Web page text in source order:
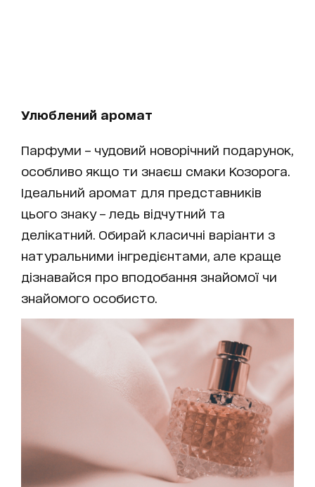
Улюблений аромат
Парфуми – чудовий новорічний подарунок,
особливо якщо ти знаєш смаки Козорога.
Ідеальний аромат для представників
цього знаку – ледь відчутний та
делікатний. Обирай класичні варіанти з
натуральними інгредієнтами, але краще
дізнавайся про вподобання знайомої чи
знайомого особисто.